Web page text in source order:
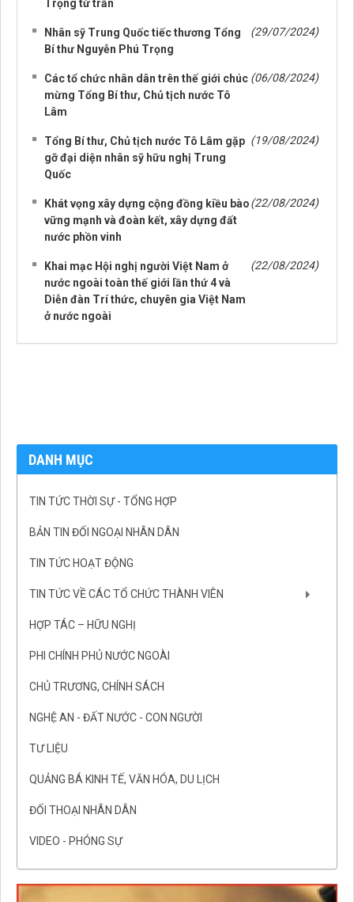
Trọng từ trần
Nhân sỹ Trung Quốc tiếc thương Tổng
Bí thư Nguyễn Phú Trọng
(29/07/2024)
Các tổ chức nhân dân trên thế giới chúc
mừng Tổng Bí thư, Chủ tịch nước Tô
Lâm
(06/08/2024)
Tổng Bí thư, Chủ tịch nước Tô Lâm gặp
gỡ đại diện nhân sỹ hữu nghị Trung
Quốc
(19/08/2024)
Khát vọng xây dựng cộng đồng kiều bào
vững mạnh và đoàn kết, xây dựng đất
nước phồn vinh
(22/08/2024)
Khai mạc Hội nghị người Việt Nam ở
nước ngoài toàn thế giới lần thứ 4 và
Diễn đàn Trí thức, chuyên gia Việt Nam
ở nước ngoài
(22/08/2024)
DANH MỤC
TIN TỨC THỜI SỰ - TỔNG HỢP
BẢN TIN ĐỐI NGOẠI NHÂN DÂN
TIN TỨC HOẠT ĐỘNG
TIN TỨC VỀ CÁC TỔ CHỨC THÀNH VIÊN
HỢP TÁC – HỮU NGHỊ
PHI CHÍNH PHỦ NƯỚC NGOÀI
CHỦ TRƯƠNG, CHÍNH SÁCH
NGHỆ AN - ĐẤT NƯỚC - CON NGƯỜI
TƯ LIỆU
QUẢNG BÁ KINH TẾ, VĂN HÓA, DU LỊCH
ĐỐI THOẠI NHÂN DÂN
VIDEO - PHÓNG SỰ